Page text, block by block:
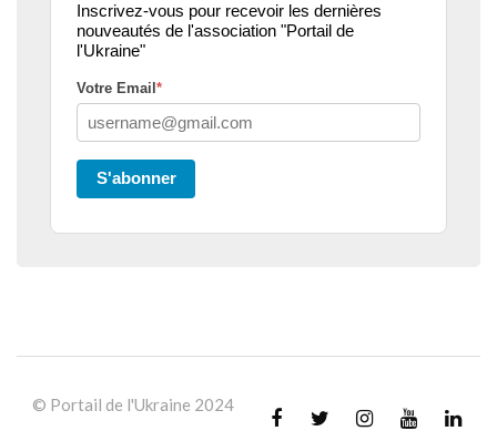
Inscrivez-vous pour recevoir les dernières
nouveautés de l'association "Portail de
l'Ukraine"
Votre Email *
S'abonner
© Portail de l'Ukraine 2024